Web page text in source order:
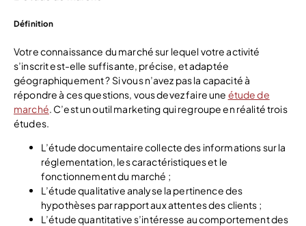
Définition
Votre connaissance du marché sur lequel votre activité
s’inscrit est-elle suffisante, précise, et adaptée
géographiquement ? Si vous n’avez pas la capacité à
répondre à ces questions, vous devez faire une étude de
marché. C’est un outil marketing qui regroupe en réalité trois
études.
L’étude documentaire collecte des informations sur la
réglementation, les caractéristiques et le
fonctionnement du marché ;
L’étude qualitative analyse la pertinence des
hypothèses par rapport aux attentes des clients ;
L’étude quantitative s’intéresse au comportement des